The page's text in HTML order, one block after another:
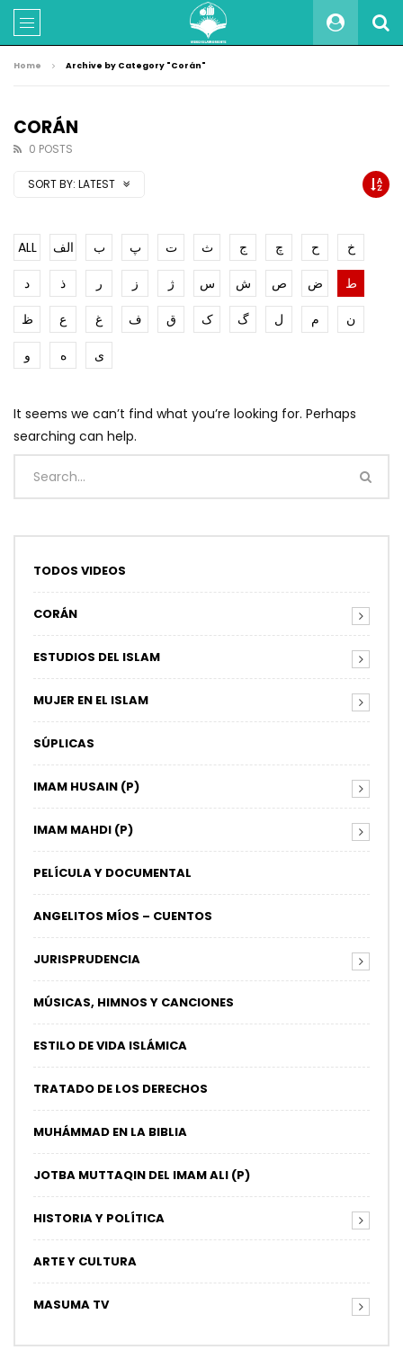
Home Archive by Category "Corán"
CORÁN
0 POSTS
SORT BY: LATEST
ALL الف ب پ ت ث ج چ ح
خ
د
ذ ر ز ژ س ش ص ض
ط
ظ
ع غ ف ق ک گ ل م
ن
و
ه ی
It seems we can’t find what you’re looking for. Perhaps
searching can help.
TODOS VIDEOS
CORÁN
ESTUDIOS DEL ISLAM
MUJER EN EL ISLAM
SÚPLICAS
IMAM HUSAIN (P)
IMAM MAHDI (P)
PELÍCULA Y DOCUMENTAL
ANGELITOS MÍOS – CUENTOS
JURISPRUDENCIA
MÚSICAS, HIMNOS Y CANCIONES
ESTILO DE VIDA ISLÁMICA
TRATADO DE LOS DERECHOS
MUHÁMMAD EN LA BIBLIA
JOTBA MUTTAQIN DEL IMAM ALI (P)
HISTORIA Y POLÍTICA
ARTE Y CULTURA
MASUMA TV